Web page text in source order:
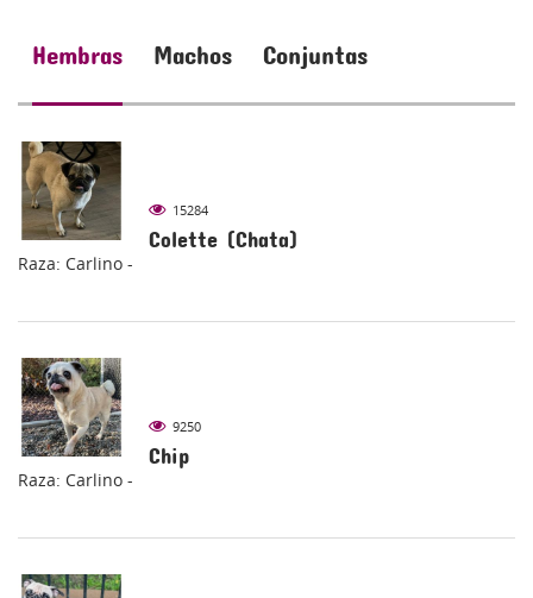
Hembras Machos Conjuntas
15284
Colette (Chata)
Raza: Carlino -
9250
Chip
Raza: Carlino -